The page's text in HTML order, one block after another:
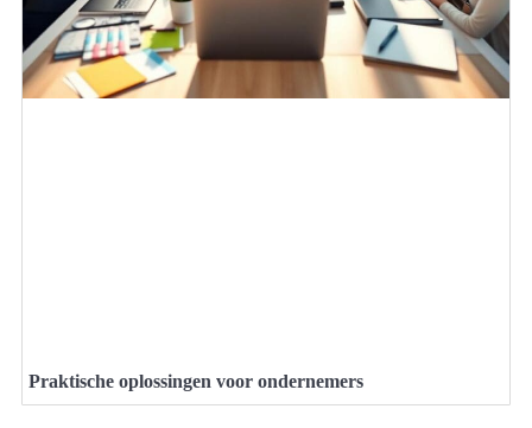
Praktische oplossingen voor ondernemers